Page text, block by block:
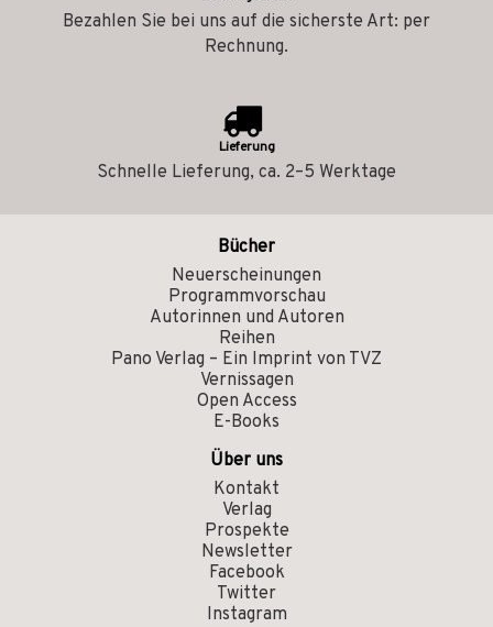
Bezahlen Sie bei uns auf die sicherste Art: per
Rechnung.
Lieferung
Schnelle Lieferung, ca. 2–5 Werktage
Bücher
Neuerscheinungen
Programmvorschau
Autorinnen und Autoren
Reihen
Pano Verlag – Ein Imprint von TVZ
Vernissagen
Open Access
E-Books
Über uns
Kontakt
Verlag
Prospekte
Newsletter
Facebook
Twitter
Instagram